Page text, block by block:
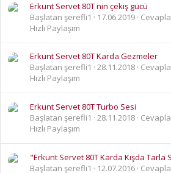
Erkunt Servet 80T nin çekiş gücü
Başlatan şerefli1
17.06.2019
Hızlı Paylaşım
Erkunt Servet 80T Karda Gezmeler
Başlatan şerefli1
28.11.2018
Hızlı Paylaşım
Erkunt Servet 80T Turbo Sesi
Başlatan şerefli1
28.11.2018
Hızlı Paylaşım
"Erkunt Servet 80T Karda Kışda Tarla
Başlatan şerefli1
12.07.2016